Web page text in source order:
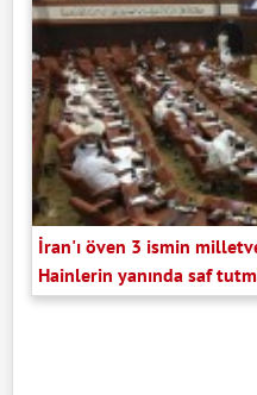
İran'ı öven 3 ismin
Hainlerin yanında saf